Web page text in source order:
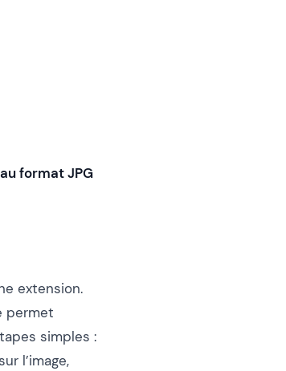
format JPG
extension.
permet
simples :
l’image,